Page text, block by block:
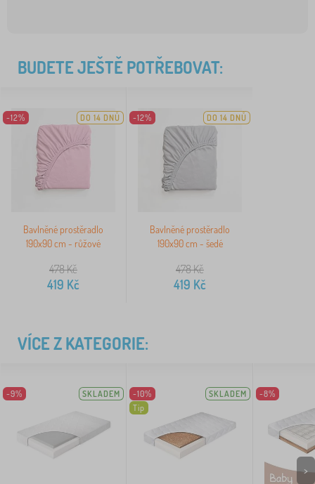
BUDETE JEŠTĚ POTŘEBOVAT:
-12% DO 14 DNŮ
Bavlněné prostěradlo
190x90 cm - růžové
478Kč
419 Kč
-12% DO 14 DNŮ
Bavlněné prostěradlo
190x90 cm - šedé
478Kč
419 Kč
VÍCE Z KATEGORIE:
-9% SKLADEM
-10%
Tip
SKLADEM -8%
>